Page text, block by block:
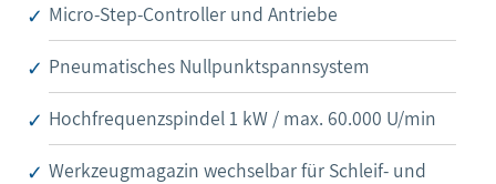
Micro-Step-Controller und Antriebe
Pneumatisches Nullpunktspannsystem
Hochfrequenzspindel 1 kW / max. 60.000 U/min
Werkzeugmagazin wechselbar für Schleif- und